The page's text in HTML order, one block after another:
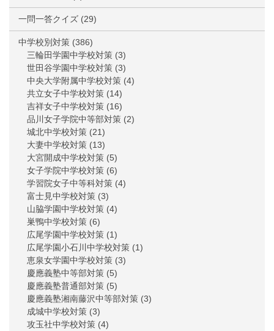
一問一答クイズ (29)
中学校別対策 (386)
三輪田学園中学校対策 (3)
世田谷学園中学校対策 (3)
中央大学附属中学校対策 (4)
共立女子中学校対策 (14)
吉祥女子中学校対策 (16)
品川女子学院中等部対策 (2)
城北中学校対策 (21)
大妻中学校対策 (13)
大宮開成中学校対策 (5)
女子学院中学校対策 (6)
学習院女子中等科対策 (4)
富士見中学校対策 (3)
山脇学園中学校対策 (4)
巣鴨中学校対策 (6)
広尾学園中学校対策 (1)
広尾学園小石川中学校対策 (1)
恵泉女学園中学校対策 (3)
慶應義塾中等部対策 (5)
慶應義塾普通部対策 (5)
慶應義塾湘南藤沢中等部対策 (3)
成城中学校対策 (3)
攻玉社中学校対策 (4)